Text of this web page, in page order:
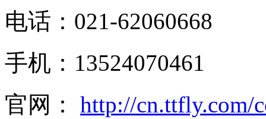
电话：021-62060668
手机：13524070461
官网： http://cn.ttfly.com/